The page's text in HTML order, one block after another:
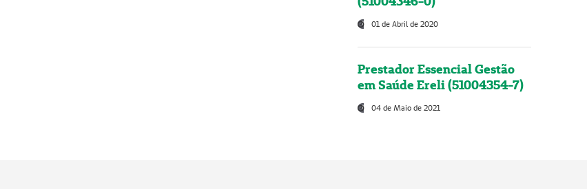
01 de Abril de 2020
Prestador Essencial Gestão
em Saúde Ereli (51004354-7)
04 de Maio de 2021